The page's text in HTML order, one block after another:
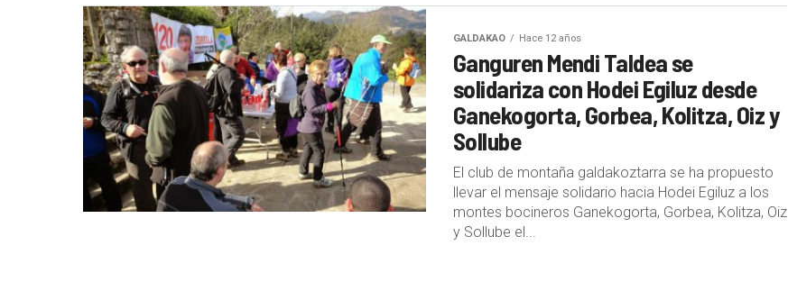
GALDAKAO Hace 12 años
Ganguren Mendi Taldea se
solidariza con Hodei Egiluz desde
Ganekogorta, Gorbea, Kolitza, Oiz y
Sollube
El club de montaña galdakoztarra se ha propuesto
llevar el mensaje solidario hacia Hodei Egiluz a los
montes bocineros Ganekogorta, Gorbea, Kolitza, Oiz
y Sollube el...